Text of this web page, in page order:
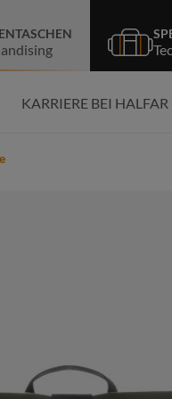
KARRIERE BEI HALFAR